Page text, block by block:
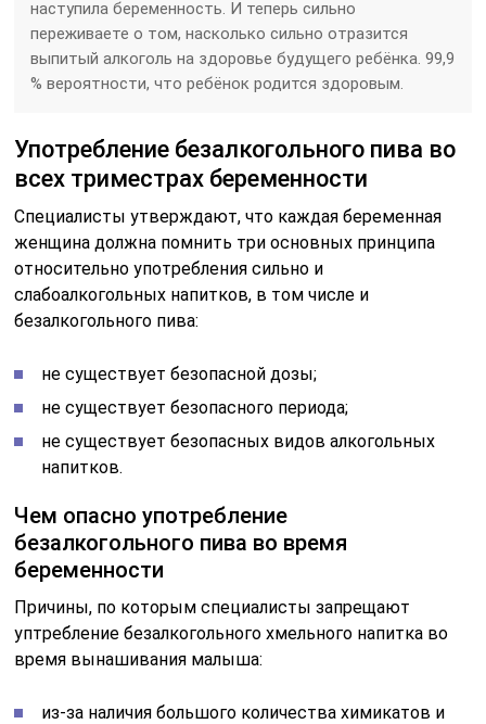
наступила беременность. И теперь сильно
переживаете о том, насколько сильно отразится
выпитый алкоголь на здоровье будущего ребёнка. 99,9
% вероятности, что ребёнок родится здоровым.
Употребление безалкогольного пива во
всех триместрах беременности
Специалисты утверждают, что каждая беременная
женщина должна помнить три основных принципа
относительно употребления сильно и
слабоалкогольных напитков, в том числе и
безалкогольного пива:
не существует безопасной дозы;
не существует безопасного периода;
не существует безопасных видов алкогольных
напитков.
Чем опасно употребление
безалкогольного пива во время
беременности
Причины, по которым специалисты запрещают
уптребление безалкогольного хмельного напитка во
время вынашивания малыша:
из-за наличия большого количества химикатов и